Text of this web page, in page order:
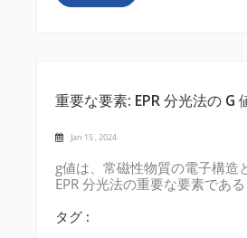
重要な要素: EPR 分光法の G
Jan 15 , 2024
g値は、常磁性物質の電子構造
EPR 分光法の重要な要素であ
によって取得できます。これ
タグ :